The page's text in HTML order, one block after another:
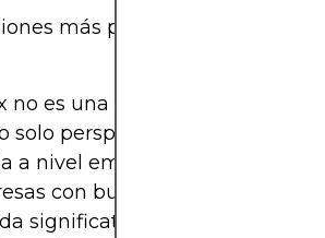
más pequeñas para
no es una solución para
perspicacia comercial, sino
nivel empresarial. Alinear las
con buena reputación y
significativamente a reducir